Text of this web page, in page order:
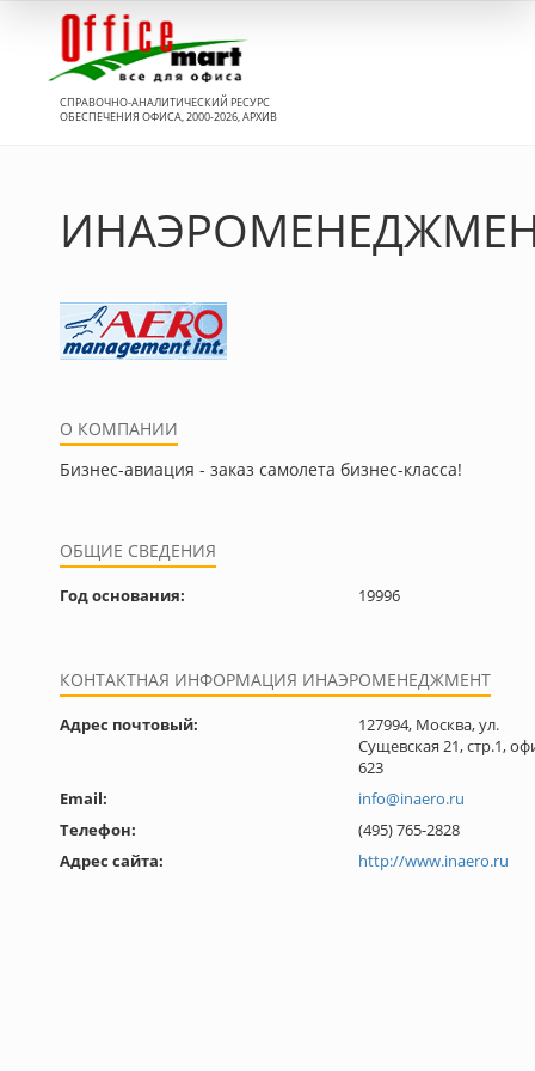
СПРАВОЧНО-АНАЛИТИЧЕСКИЙ РЕСУРС
ОБЕСПЕЧЕНИЯ ОФИСА, 2000-2026, АРХИВ
О КОМПАНИИ
Бизнес-авиация - заказ самолета бизнес-класса!
ОБЩИЕ СВЕДЕНИЯ
Год основания: 19996
КОНТАКТНАЯ ИНФОРМАЦИЯ ИНАЭРОМЕНЕДЖМЕНТ
Адрес почтовый:
127994, Москва, ул.
Сущевская 21, стр.1,
623
Email:
info@inaero.ru
Телефон:
(495) 765-2828
Адрес сайта:
http://www.inaero.ru